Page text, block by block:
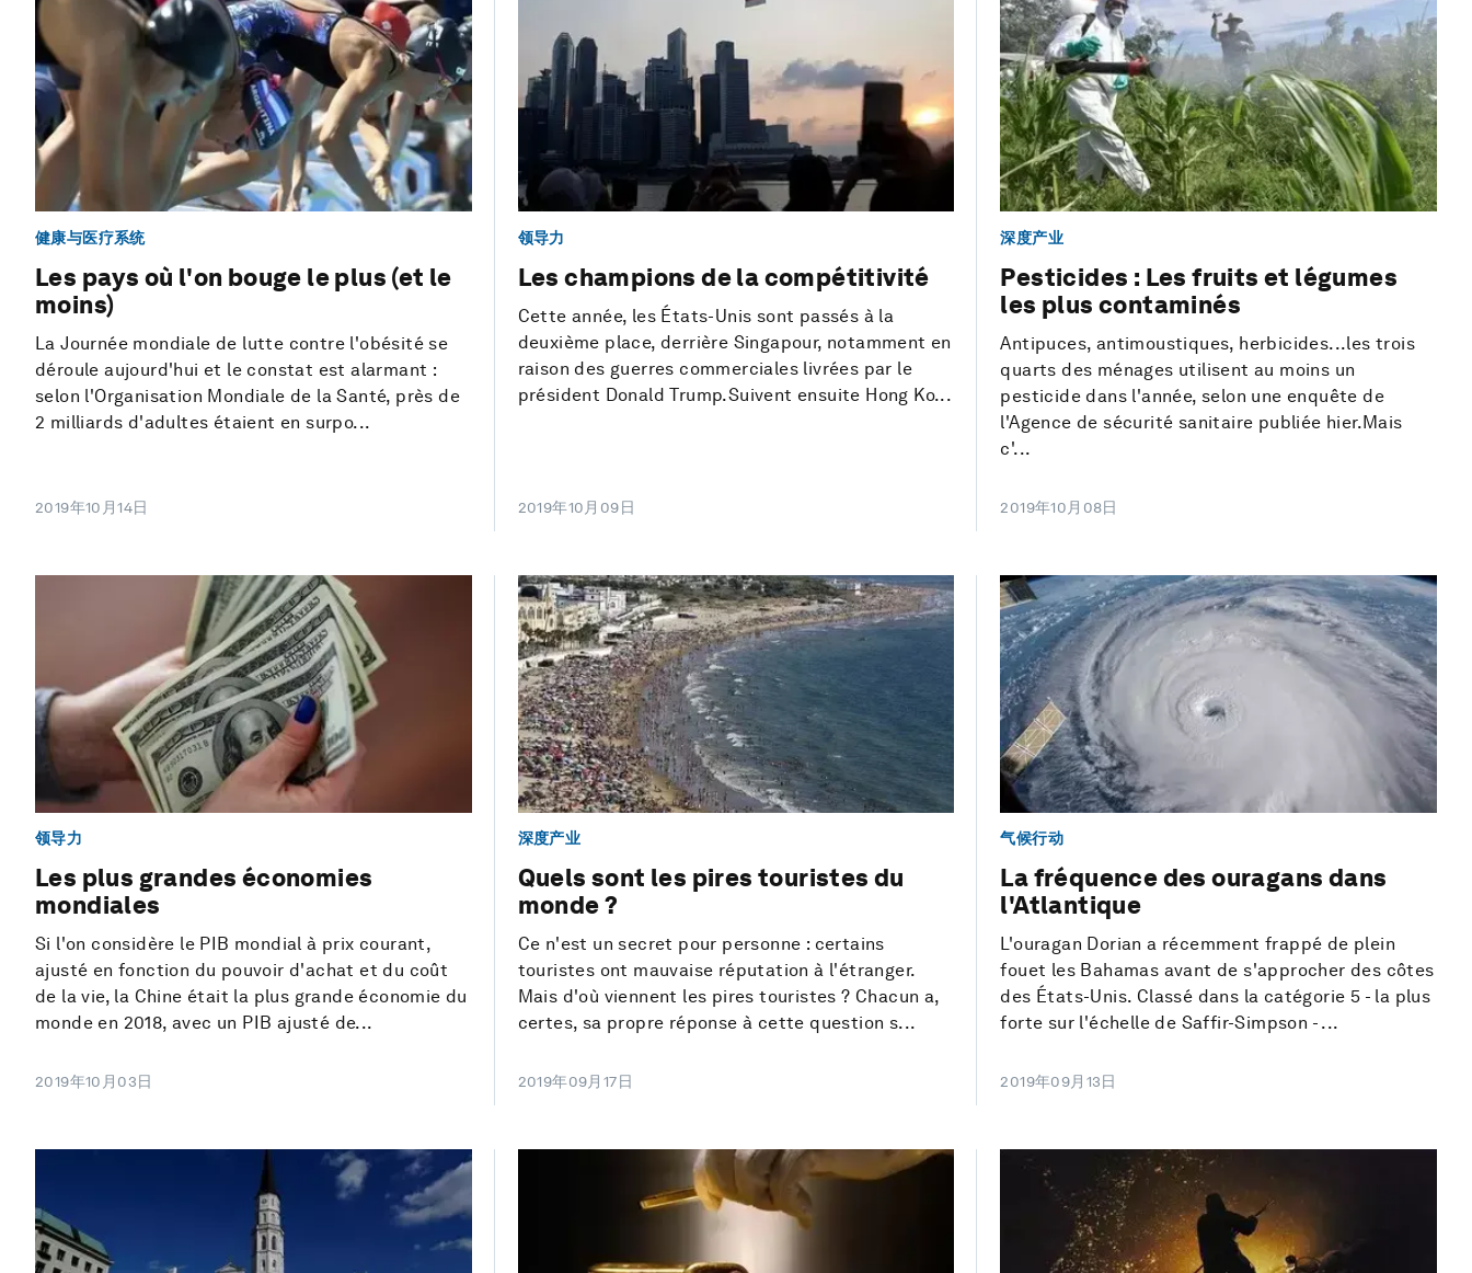
健康与医疗系统
Les pays où l'on bouge le plus (et le
moins)
La Journée mondiale de lutte contre l'obésité se
déroule aujourd'hui et le constat est alarmant :
selon l'Organisation Mondiale de la Santé, près de
2 milliards d'adultes étaient en surpo...
2019年10月14日
领导力
Les champions de la compétitivité
Cette année, les États-Unis sont passés à la
deuxième place, derrière Singapour, notamment en
raison des guerres commerciales livrées par le
président Donald Trump.Suivent ensuite Hong Ko...
2019年10月09日
深度产业
Pesticides : Les fruits et légumes
les plus contaminés
Antipuces, antimoustiques, herbicides...les trois
quarts des ménages utilisent au moins un
pesticide dans l'année, selon une enquête de
l'Agence de sécurité sanitaire publiée hier.Mais
c'...
2019年10月08日
领导力
Les plus grandes économies
mondiales
Si l'on considère le PIB mondial à prix courant,
ajusté en fonction du pouvoir d'achat et du coût
de la vie, la Chine était la plus grande économie du
monde en 2018, avec un PIB ajusté de...
2019年10月03日
深度产业
Quels sont les pires touristes du
monde ?
Ce n'est un secret pour personne : certains
touristes ont mauvaise réputation à l'étranger.
Mais d'où viennent les pires touristes ? Chacun a,
certes, sa propre réponse à cette question s...
2019年09月17日
气候行动
La fréquence des ouragans dans
l'Atlantique
L'ouragan Dorian a récemment frappé de plein
fouet les Bahamas avant de s'approcher des côtes
des États-Unis. Classé dans la catégorie 5 - la plus
forte sur l'échelle de Saffir-Simpson - ...
2019年09月13日